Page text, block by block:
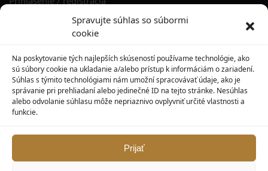
Spravujte súhlas so súbormi
cookie
Na poskytovanie tých najlepších skúseností používame technológie, ako
sú súbory cookie na ukladanie a/alebo prístup k informáciám o zariadení.
Súhlas s týmito technológiami nám umožní spracovávať údaje, ako je
správanie pri prehliadaní alebo jedinečné ID na tejto stránke. Nesúhlas
alebo odvolanie súhlasu môže nepriaznivo ovplyvniť určité vlastnosti a
funkcie.
Prijať
História objednávok
Zľavové kupóny
KONTAKT
MAXILO DENTAL, s. r. o.
917 05 Trnava